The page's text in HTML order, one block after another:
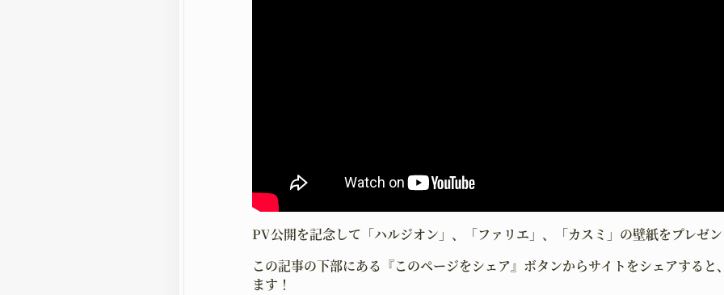
JOB
PV公開を記念して「ハルジオン」、「ファリエ」、「カスミ」の壁紙をプレゼン
この記事の下部にある『このページをシェア』ボタンからサイトをシェアすると
ます！